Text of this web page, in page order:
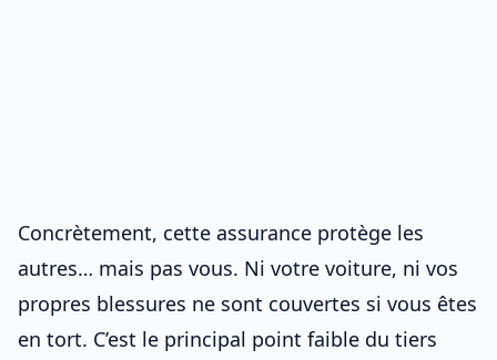
Concrètement, cette assurance protège les
autres… mais pas vous. Ni votre voiture, ni vos
propres blessures ne sont couvertes si vous êtes
en tort. C’est le principal point faible du tiers